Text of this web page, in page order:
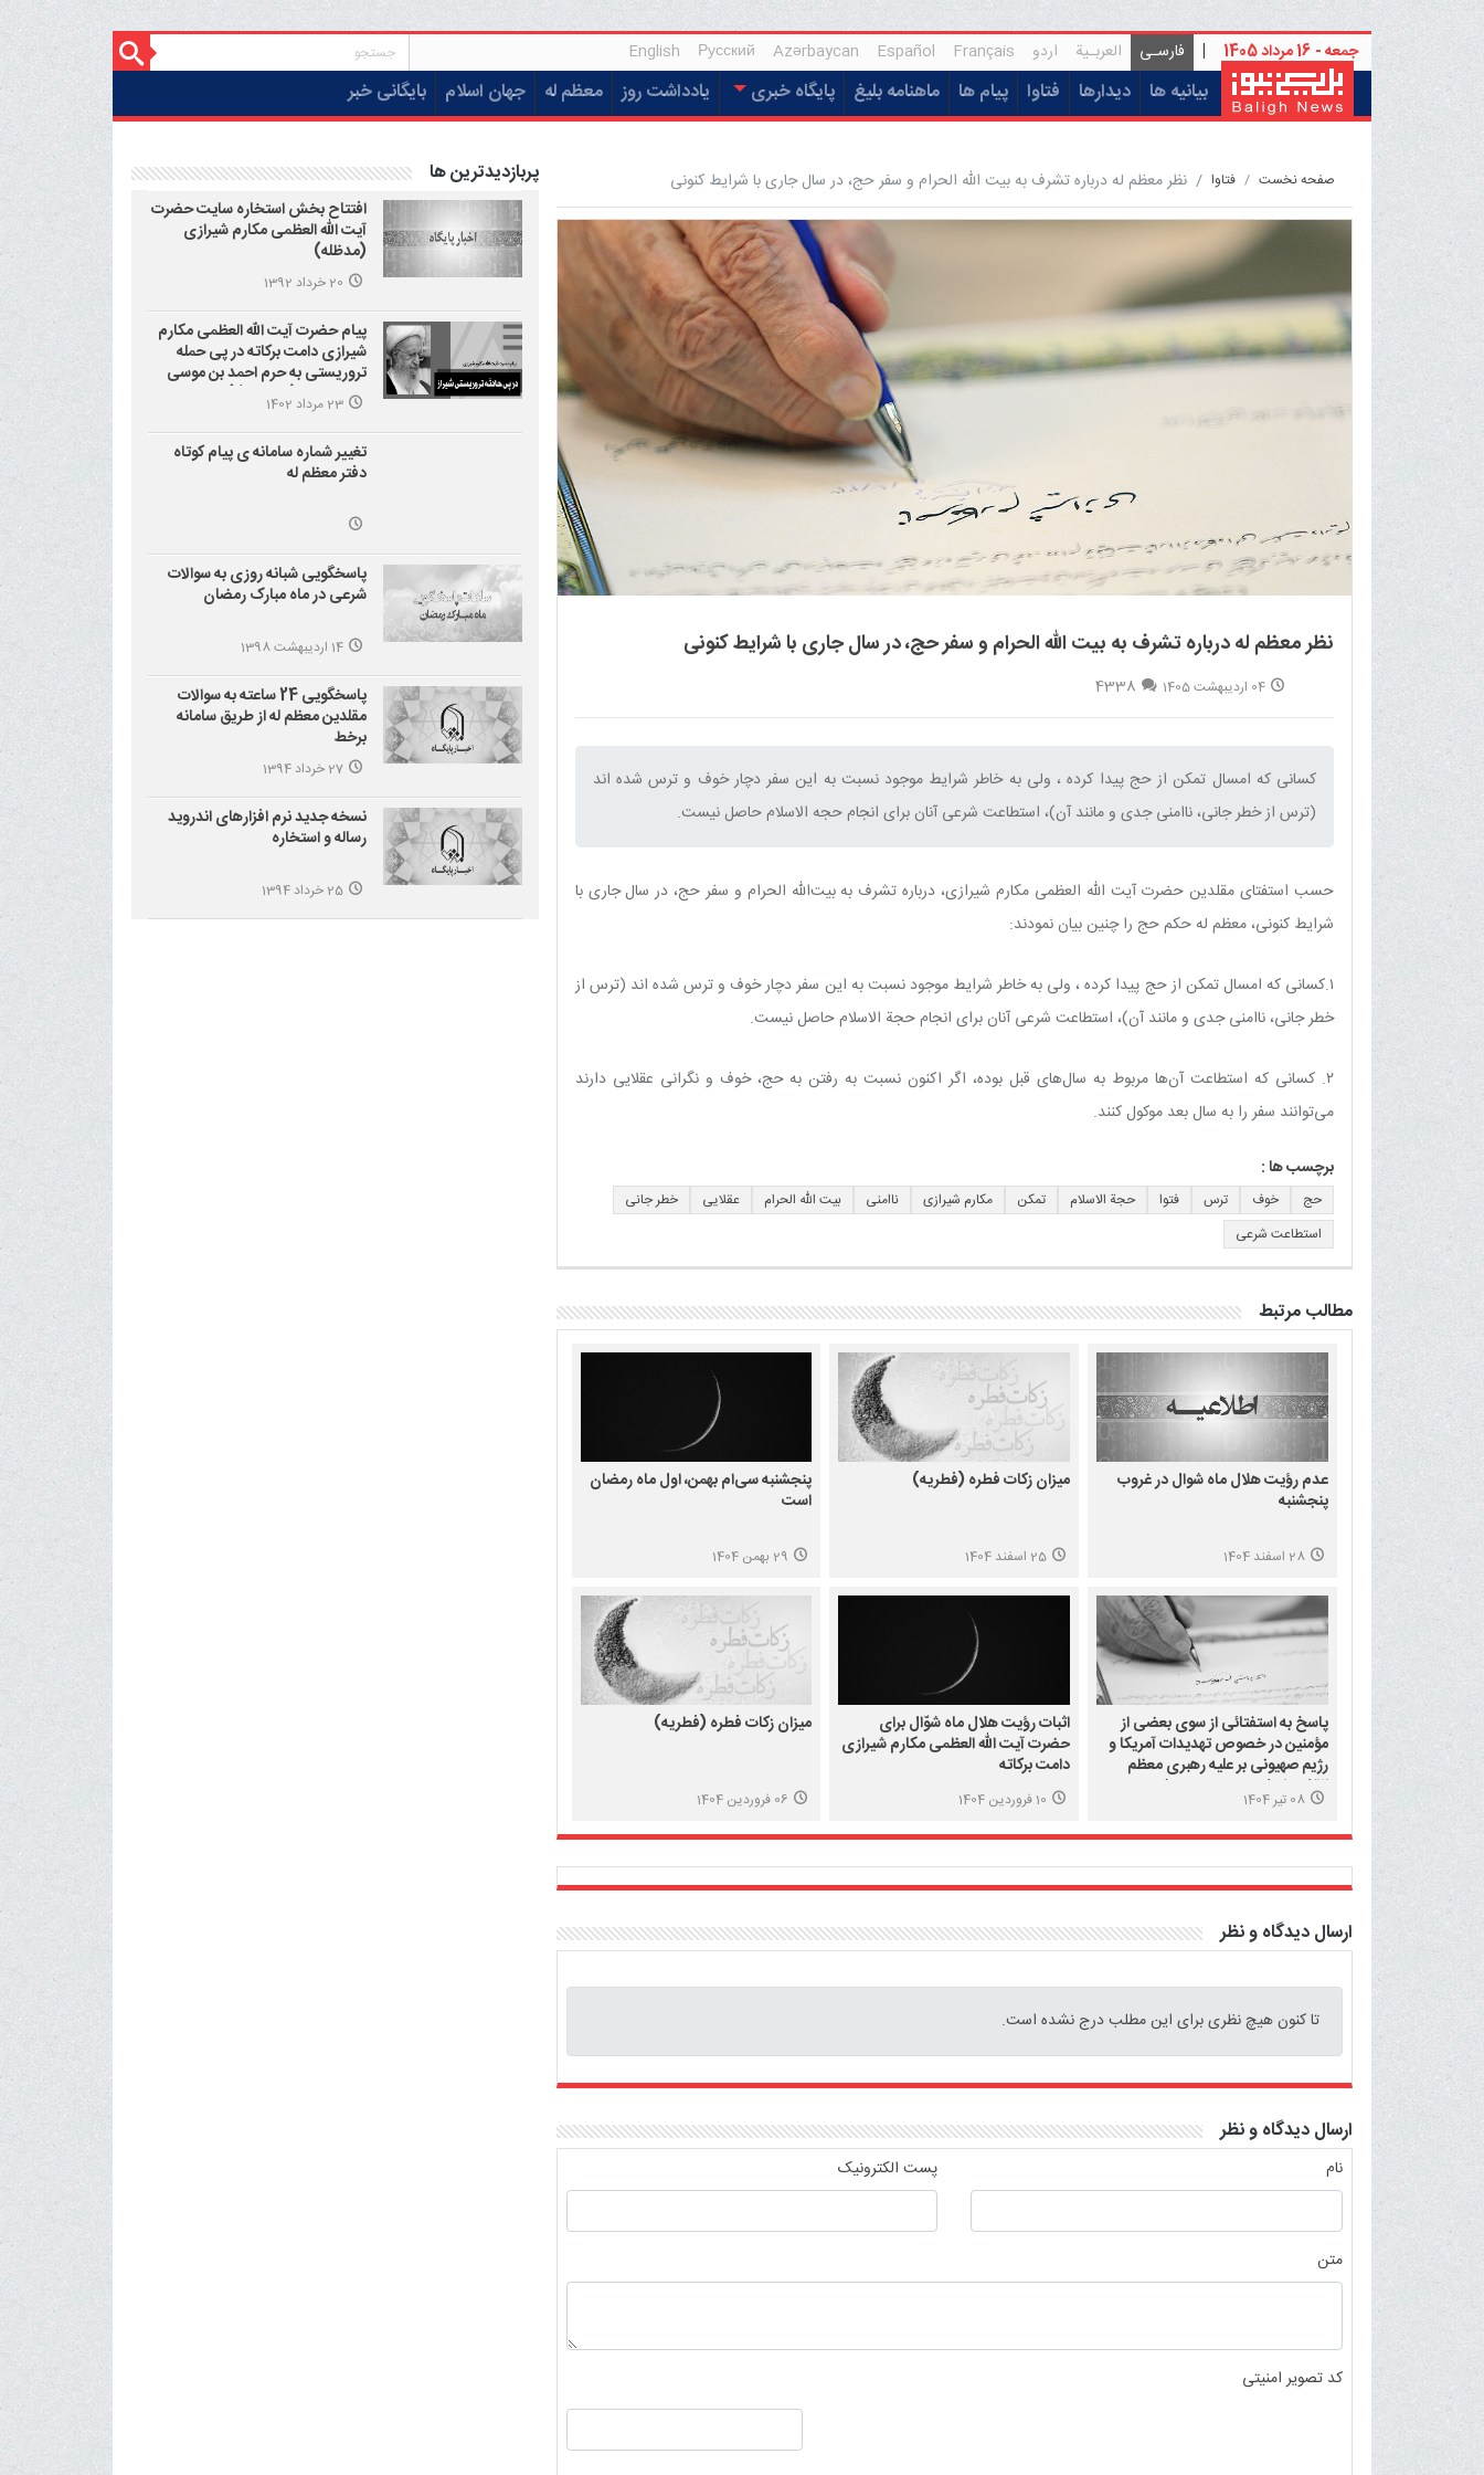
جمعه - 16 مرداد 1405 | فارسـی العربـیة اردو Français
Español
Azərbaycan
Русский
English
بیانیه ها دیدارها فتاوا پیام ها ماهنامه بلیغ پایگاه خبری یادداشت روز معظم له جهان اسلام بایگانی خبر
صفحه نخست فتاوا نظر معظم له درباره تشرف به بیت الله الحرام و سفر حج، در سال جاری با شرایط کنونی
نظر معظم له درباره تشرف به بیت الله الحرام و سفر حج، در سال جاری با شرایط کنونی
04 اردیبهشت 1405 4338
کسانی که امسال تمکن از حج پیدا کرده ، ولی به خاطر شرایط موجود نسبت به این سفر دچار خوف و ترس شده اند
(ترس از خطر جانی، ناامنی جدی و مانند آن)، استطاعت شرعی آنان برای انجام حجه الاسلام حاصل نیست.‌
حسب استفتای مقلدین حضرت آیت الله العظمی مکارم شیرازی، درباره‌ تشرف به بیت‌الله الحرام و سفر حج، در سال جاری با
شرایط کنونی، معظم له حکم حج را چنین بیان نمودند:
۱.کسانی که امسال تمکن از حج پیدا کرده ، ولی به خاطر شرایط موجود نسبت به این سفر دچار خوف و ترس شده اند (ترس از
خطر جانی، ناامنی جدی و مانند آن)، استطاعت شرعی آنان برای انجام حجة الاسلام حاصل نیست.
۲. کسانی که استطاعت آن‌ها مربوط به سال‌های قبل بوده، اگر اکنون نسبت به رفتن به حج، خوف و نگرانی عقلایی دارند
می‌توانند سفر را به سال بعد موکول کنند.
برچسب ها :
حج خوف ترس فتوا حجة الاسلام تمکن مکارم شیرازی ناامنی بیت الله الحرام عقلایی
خطر جانی
استطاعت شرعی
مطالب مرتبط
عدم رؤیت هلال ماه شوال در غروب
پنجشنبه
28 اسفند 1404
میزان زکات فطره (فطریه)
25 اسفند 1404
پنجشنبه سی‌ام بهمن، اول ماه رمضان
است
29 بهمن 1404
پاسخ به استفتائی از سوی بعضی از
مؤمنین در خصوص تهدیدات آمریکا و
رژیم صهیونی بر علیه رهبری معظم
انقلاب اسلامی و مرجعیت شیعه
08 تیر 1404
اثبات رؤیت هلال ماه شوّال برای
حضرت آیت الله العظمی مکارم شیرازی
دامت برکاته
10 فروردین 1404
میزان زکات فطره (فطریه)
06 فروردین 1404
ارسال دیدگاه و نظر
تا کنون هیچ نظری برای این مطلب درج نشده است.
ارسال دیدگاه و نظر
نام پست الکترونیک
متن
کد تصویر امنیتی
پربازدیدترین ها
افتتاح بخش استخاره سایت حضرت
آیت الله العظمی مکارم شیرازی
(مدظله)
20 خرداد 1392
پیام حضرت آیت الله العظمی مکارم
شیرازی دامت برکاته در پی حمله
تروریستی به حرم احمد بن موسی
علیه السلام (شاهچراغ)
23 مرداد 1402
تغییر شماره سامانه ی پیام کوتاه
دفتر معظم له
پاسخگویی شبانه روزی به سوالات
شرعی در ماه مبارک رمضان
14 اردیبهشت 1398
پاسخگویی 24 ساعته به سوالات
مقلدین معظم له از طریق سامانه
برخط
27 خرداد 1394
نسخه جدید نرم افزارهای اندروید
رساله و استخاره
25 خرداد 1394